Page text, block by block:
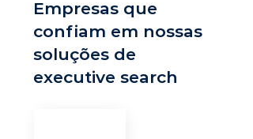
Empresas que
confiam em nossas
soluções de
executive search